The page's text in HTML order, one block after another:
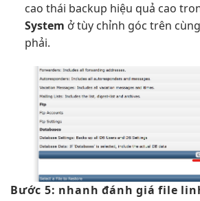
cao thái backup hiệu quả cao
System ởtùy chỉnh góc trên cùng
phải.
Bước 5: nhanh đánh giá file